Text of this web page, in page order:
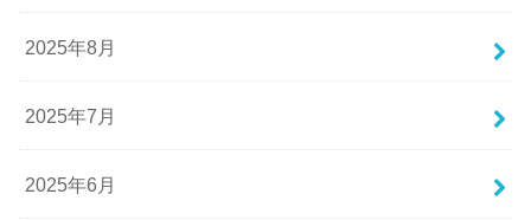
2025年8月
2025年7月
2025年6月